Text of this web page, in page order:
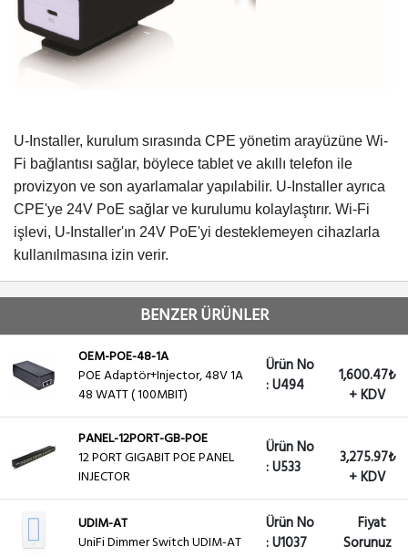
U-Installer, kurulum sırasında CPE yönetim arayüzüne Wi-
Fi bağlantısı sağlar, böylece tablet ve akıllı telefon ile
provizyon ve son ayarlamalar yapılabilir. U-Installer ayrıca
CPE'ye 24V PoE sağlar ve kurulumu kolaylaştırır. Wi-Fi
işlevi, U-Installer'ın 24V PoE'yi desteklemeyen cihazlarla
kullanılmasına izin verir.
BENZER ÜRÜNLER
OEM-POE-48-1A
POE Adaptör+Injector, 48V 1A
48 WATT ( 100MBIT)
Ürün No
: U494
1,600.47₺
+ KDV
PANEL-12PORT-GB-POE
12 PORT GIGABIT POE PANEL
INJECTOR
Ürün No
: U533
3,275.97₺
+ KDV
UDIM-AT
UniFi Dimmer Switch UDIM-AT
Ürün No
: U1037
Fiyat
Sorunuz